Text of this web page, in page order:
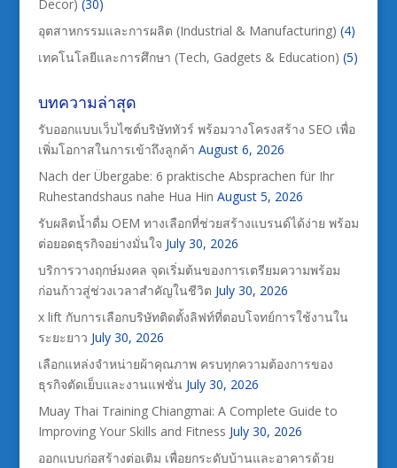
Decor) (30)
อุตสาหกรรมและการผลิต (Industrial & Manufacturing) (4)
เทคโนโลยีและการศึกษา (Tech, Gadgets & Education) (5)
บทความล่าสุด
รับออกแบบเว็บไซต์บริษัททัวร์ พร้อมวางโครงสร้าง SEO เพื่อ
เพิ่มโอกาสในการเข้าถึงลูกค้า August 6, 2026
Nach der Übergabe: 6 praktische Absprachen für Ihr
Ruhestandshaus nahe Hua Hin August 5, 2026
รับผลิตน้ำดื่ม OEM ทางเลือกที่ช่วยสร้างแบรนด์ได้ง่าย พร้อม
ต่อยอดธุรกิจอย่างมั่นใจ July 30, 2026
บริการวางฤกษ์มงคล จุดเริ่มต้นของการเตรียมความพร้อม
ก่อนก้าวสู่ช่วงเวลาสำคัญในชีวิต July 30, 2026
x lift กับการเลือกบริษัทติดตั้งลิฟท์ที่ตอบโจทย์การใช้งานใน
ระยะยาว July 30, 2026
เลือกแหล่งจำหน่ายผ้าคุณภาพ ครบทุกความต้องการของ
ธุรกิจตัดเย็บและงานแฟชั่น July 30, 2026
Muay Thai Training Chiangmai: A Complete Guide to
Improving Your Skills and Fitness July 30, 2026
ออกแบบก่อสร้างต่อเติม เพื่อยกระดับบ้านและอาคารด้วย